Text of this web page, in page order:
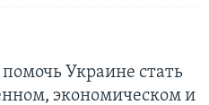
Украине стать
экономическом и